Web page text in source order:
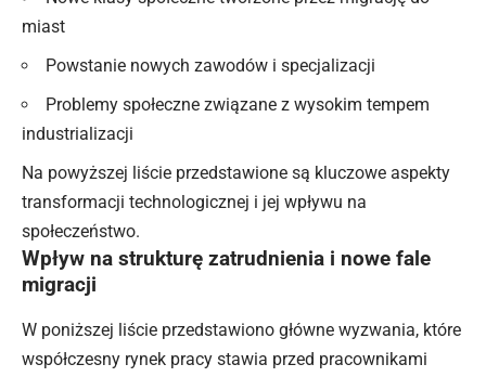
miast
Powstanie nowych zawodów i specjalizacji
Problemy społeczne związane z wysokim tempem
industrializacji
Na powyższej liście przedstawione są kluczowe aspekty
transformacji technologicznej i jej wpływu na
społeczeństwo.
Wpływ na strukturę zatrudnienia i nowe fale
migracji
W poniższej liście przedstawiono główne wyzwania, które
współczesny rynek pracy stawia przed pracownikami